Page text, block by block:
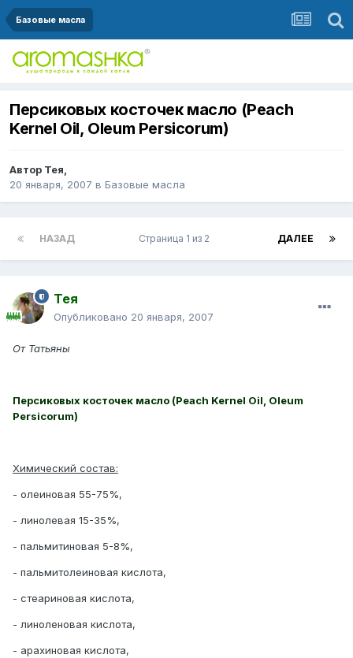
Базовые масла
Персиковых косточек масло (Peach
Kernel Oil, Oleum Persicorum)
Автор Тея,
20 января, 2007 в Базовые масла
НАЗАД ДАЛЕЕ
Страница 1 из 2
Тея
Опубликовано 20 января, 2007
От Татьяны
Персиковых косточек масло (Peach Kernel Oil, Oleum
Persicorum)
Химический состав:
- олеиновая 55-75%,
- линолевая 15-35%,
- пальмитиновая 5-8%,
- пальмитолеиновая кислота,
- cтеариновая кислота,
- линоленовая кислота,
- арахиновая кислота,